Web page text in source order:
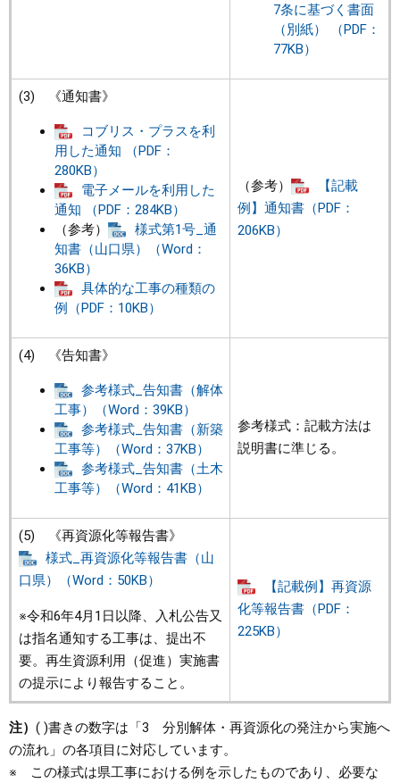
7条に基づく書面
（別紙） （PDF：
77KB）
(3) 《通知書》
コブリス・プラスを利
用した通知 （PDF：
280KB）
電子メールを利用した
通知 （PDF：284KB）
（参考）
様式第1号_通
知書（山口県）（Word：
36KB）
具体的な工事の種類の
例（PDF：10KB）
（参考）
【記載
例】通知書（PDF：
206KB）
(4) 《告知書》
参考様式_告知書（解体
工事）（Word：39KB）
参考様式_告知書（新築
工事等）（Word：37KB）
参考様式_告知書（土木
工事等）（Word：41KB）
参考様式：記載方法は
説明書に準じる。
(5) 《再資源化等報告書》
様式_再資源化等報告書（山
口県）（Word：50KB）
※令和6年4月1日以降、入札公告又
は指名通知する工事は、提出不
要。再生資源利用（促進）実施書
の提示により報告すること。
【記載例】再資源
化等報告書（PDF：
225KB）
注） ( )書きの数字は「3 分別解体・再資源化の発注から実施へ
の流れ」の各項目に対応しています。
※ この様式は県工事における例を示したものであり、必要な